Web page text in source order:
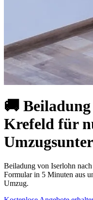
🚚
Krefeld für
Beiladung von Iserlohn
Formular in 5 Minuten aus
Umzug.